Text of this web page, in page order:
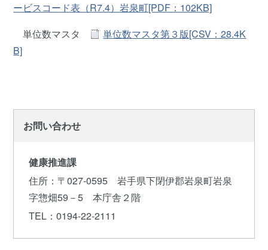
ービスコード表（R7.4）岩泉町[PDF：102KB]
単位数マスタ
単位数マスタ第３版[CSV：28.4K
B]
お問い合わせ
健康推進課
住所 ：〒027-0595 岩手県下閉伊郡岩泉町岩泉
字惣畑59－5 本庁舎２階
TEL ：0194-22-2111